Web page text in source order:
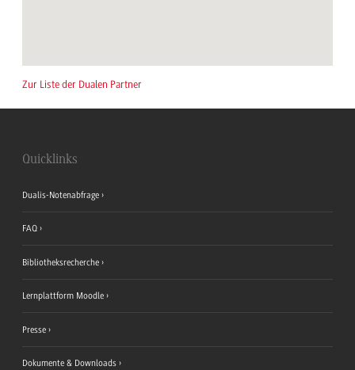
Zur Liste der Dualen Partner
Quicklinks
Dualis-Notenabfrage
FAQ
Bibliotheksrecherche
Lernplattform Moodle
Presse
Dokumente & Downloads